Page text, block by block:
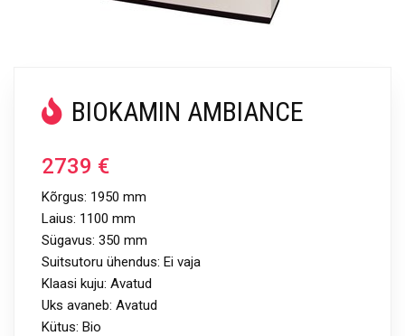
BIOKAMIN AMBIANCE
2739 €
Kõrgus: 1950 mm
Laius: 1100 mm
Sügavus: 350 mm
Suitsutoru ühendus: Ei vaja
Klaasi kuju: Avatud
Uks avaneb: Avatud
Kütus: Bio